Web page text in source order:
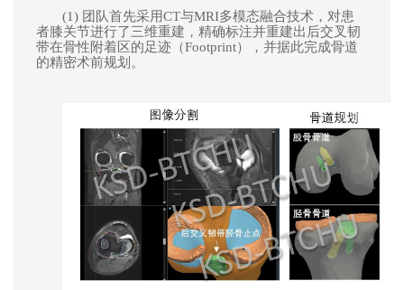
(1) 团队首先采用CT与MRI多模态融合技术，对患
者膝关节进行了三维重建，精确标注并重建出后交叉韧
带在骨性附着区的足迹（Footprint）
，并据此完成骨道
的精密术前规划。